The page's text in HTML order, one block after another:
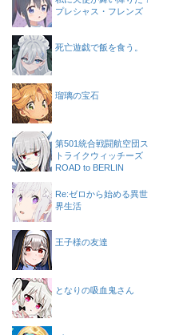
プレシャス・フレンズ
死亡遊戯で飯を食う。
瑠璃の宝石
第501統合戦闘航空団ス
トライクウィッチーズ
ROAD to BERLIN
Re:ゼロから始める異世
界生活
王子様の友達
となりの吸血鬼さん